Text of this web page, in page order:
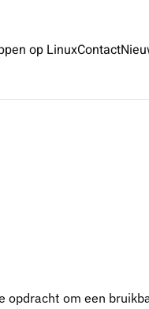
op LinuxContact
opdracht om een